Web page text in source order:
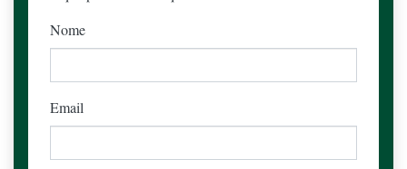
Nome
Email